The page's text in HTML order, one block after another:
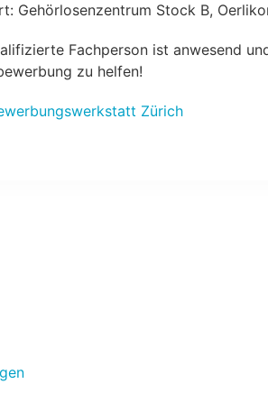
Gehörlosenzentrum Stock B,
Fachperson ist anwesend
zu helfen!
Zürich